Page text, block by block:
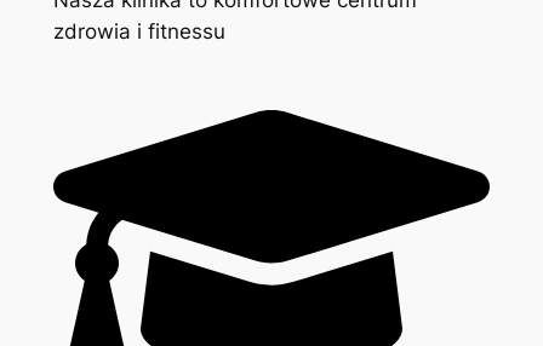
zdrowia i fitnessu